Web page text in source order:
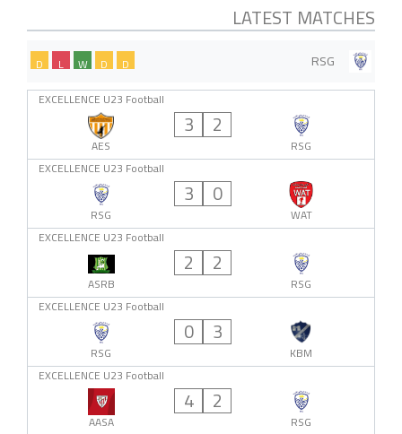
LATEST MATCHES
RSG
D
D
W
L
D
EXCELLENCE U23 Football
AES
3 2
RSG
EXCELLENCE U23 Football
RSG
3 0
WAT
EXCELLENCE U23 Football
ASRB
2 2
RSG
EXCELLENCE U23 Football
RSG
0 3
KBM
EXCELLENCE U23 Football
AASA
4 2
RSG